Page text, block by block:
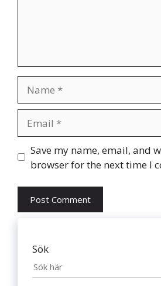
Website
Save my name, email, and
browser for the next time I
Sök